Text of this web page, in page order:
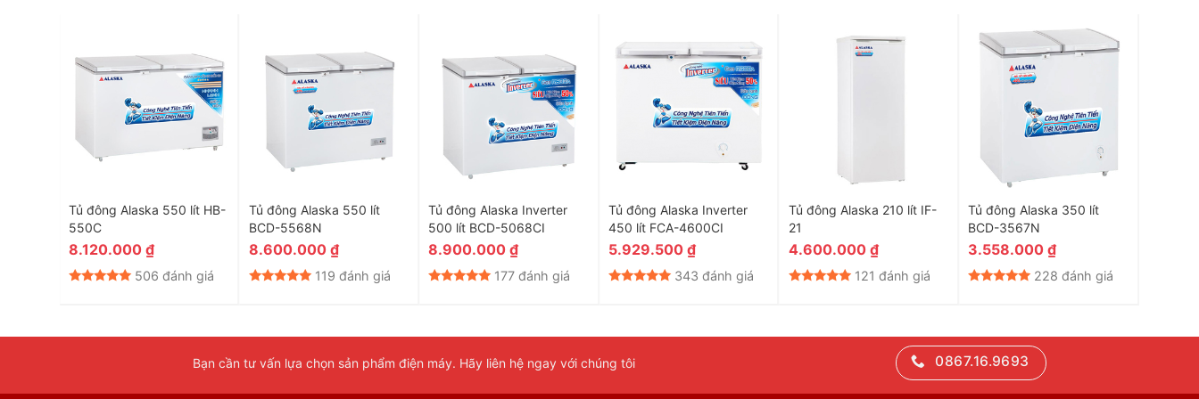
Tủ đông Alaska 550 lít HB-
550C
8.120.000 ₫
506 đánh giá
Tủ đông Alaska 550 lít
BCD-5568N
8.600.000 ₫
119 đánh giá
Tủ đông Alaska Inverter
500 lít BCD-5068CI
8.900.000₫
177 đánh giá
Tủ đông Alaska Inverter
450 lít FCA-4600CI
5.929.500 ₫
343 đánh giá
Tủ đông Alaska 210 lít IF-
21
4.600.000 ₫
121 đánh giá
Tủ đông Alaska 350 lít
BCD-3567N
3.558.000₫
228 đánh giá
Bạn cần tư vấn lựa chọn sản phẩm điện máy. Hãy liên hệ ngay với chúng tôi 0867.16.9693